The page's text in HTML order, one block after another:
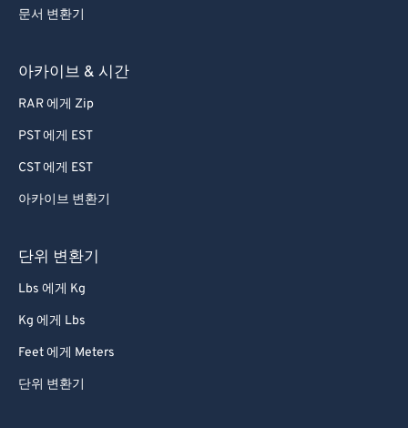
문서 변환기
아카이브 & 시간
RAR 에게 Zip
PST 에게 EST
CST 에게 EST
아카이브 변환기
단위 변환기
Lbs 에게 Kg
Kg 에게 Lbs
Feet 에게 Meters
단위 변환기